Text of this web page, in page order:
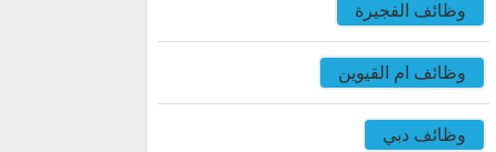
وظائف الفجيرة
وظائف ام القيوين
وظائف دبي